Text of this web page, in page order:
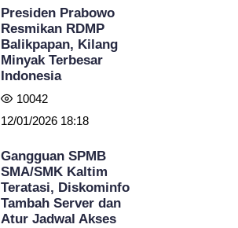
Presiden Prabowo
Resmikan RDMP
Balikpapan, Kilang
Minyak Terbesar
Indonesia
10042
12/01/2026 18:18
Gangguan SPMB
SMA/SMK Kaltim
Teratasi, Diskominfo
Tambah Server dan
Atur Jadwal Akses